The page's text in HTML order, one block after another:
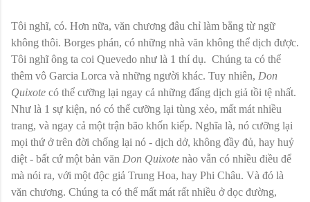
Tôi nghĩ, có. Hơn nữa, văn chương đâu chỉ làm bằng từ ngữ
không thôi. Borges phán, có những nhà văn không thể dịch được.
Tôi nghĩ ông ta coi Quevedo như là 1 thí dụ. Chúng ta có thể
thêm vô Garcia Lorca và những người khác. Tuy nhiên, Don
Quixote có thể cưỡng lại ngay cả những đấng dịch giả tồi tệ nhất.
Như là 1 sự kiện, nó có thể cưỡng lại tùng xẻo, mất mát nhiều
trang, và ngay cả một trận bão khốn kiếp. Nghĩa là, nó cưỡng lại
mọi thứ ở trên đời chống lại nó - dịch dở, không đầy đủ, hay huỷ
diệt - bất cứ một bản văn Don Quixote nào vẫn có nhiều điều để
mà nói ra, với một độc giả Trung Hoa, hay Phi Châu. Và đó là
văn chương. Chúng ta có thể mất mát rất nhiều ở dọc đường,